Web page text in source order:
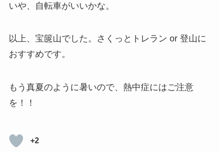
いや、自転車がいいかな。
以上、宝篋山でした。さくっとトレラン or 登山に
おすすめです。
もう真夏のように暑いので、熱中症にはご注意
を！！
+2